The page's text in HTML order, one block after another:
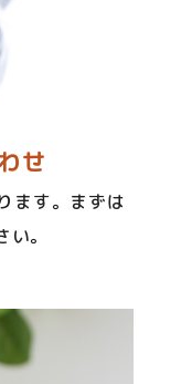
せ
ます。まずは
。